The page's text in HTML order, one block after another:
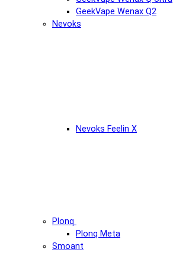
GeekVape Wenax Q2
Nevoks
Nevoks Feelin X
Plonq
Plonq Meta
Smoant